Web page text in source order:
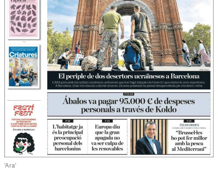
'Ara'